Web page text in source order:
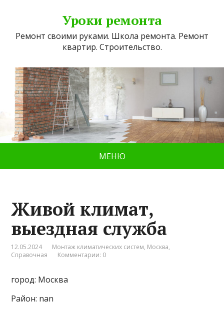
Уроки ремонта
Ремонт своими руками. Школа ремонта. Ремонт
квартир. Строительство.
МЕНЮ
Живой климат,
выездная служба
12.05.2024 Монтаж климатических систем, Москва,
Справочная
Комментарии: 0
город: Москва
Район: nan